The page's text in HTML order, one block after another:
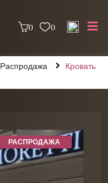
0 0
Распродажа
Кровать
РАСПРОДАЖА